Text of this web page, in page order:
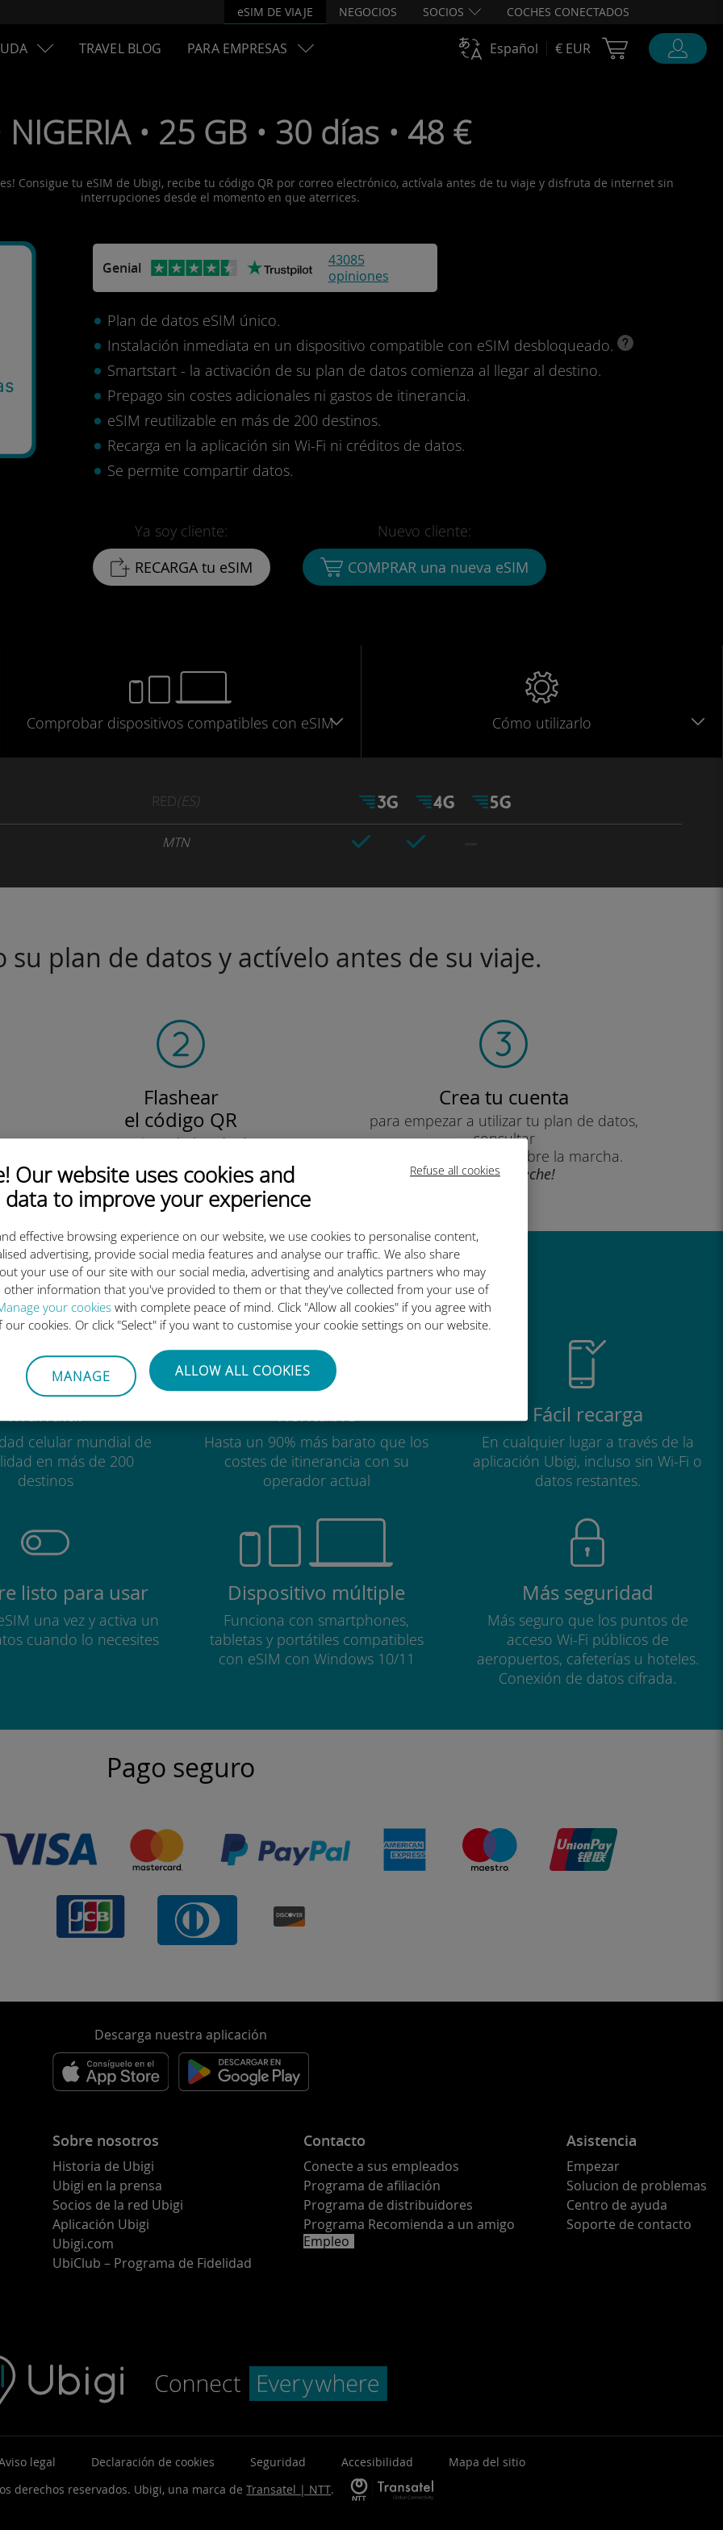
Refuse all cookies
Our website uses cookies and
data to improve your experience
effective browsing experience on our website, we use cookies to personalise content,
advertising, provide social media features and analyse our traffic. We also share
your use of our site with our social media, advertising and analytics partners who may
other information that you've provided to them or that they've collected from your use of
your cookies with complete peace of mind. Click "Allow all cookies" if you agree with
cookies. Or click "Select" if you want to customise your cookie settings on our website.
MANAGE ALLOW ALL COOKIES
eSIM DE VIAJE NEGOCIOS SOCIOS COCHES CONECTADOS
TRAVEL BLOG PARA EMPRESAS Español € EUR Cart Ubigi
NIGERIA • 25 GB • 30 días • 48 €
Consigue tu eSIM de Ubigi, recibe tu código QR por correo electrónico, actívala antes de tu viaje y disfruta de internet sin
interrupciones desde el momento en que aterrices.
Genial
43085
opiniones
Plan de datos eSIM único.
Instalación inmediata en un dispositivo compatible con eSIM desbloqueado.
Smartstart - la activación de su plan de datos comienza al llegar al destino.
Prepago sin costes adicionales ni gastos de itinerancia.
eSIM reutilizable en más de 200 destinos.
Recarga en la aplicación sin Wi-Fi ni créditos de datos.
Se permite compartir datos.
Ya soy cliente:
RECARGA tu eSIM
Nuevo cliente:
COMPRAR una nueva eSIM
Comprobar dispositivos compatibles con eSIM Cómo utilizarlo
RED(ES)
MTN
su plan de datos y actívelo antes de su viaje.
Flashear
el código QR
para activar el plan de datos
e instalar la Ubigi eSIM.
¡Simple!
Crea tu cuenta
para empezar a utilizar tu plan de datos,
consultar
tu saldo y recargar sobre la marcha.
¡Que aproveche!
tan buena la eSIM internacional de Ubigi
Mundial
celular mundial de
en más de 200
destinos
Rentable
Hasta un 90% más barato que los
costes de itinerancia con su
operador actual
Fácil recarga
En cualquier lugar a través de la
aplicación Ubigi, incluso sin Wi-Fi o
datos restantes.
listo para usar
una vez y activa un
cuando lo necesites
Dispositivo múltiple
Funciona con smartphones,
tabletas y portátiles compatibles
con eSIM con Windows 10/11
Más seguridad
Más seguro que los puntos de
acceso Wi-Fi públicos de
aeropuertos, cafeterías u hoteles.
Conexión de datos cifrada.
Pago seguro
Descarga nuestra aplicación
Sobre nosotros
Historia de Ubigi
Ubigi en la prensa
Socios de la red Ubigi
Aplicación Ubigi
Ubigi.com
UbiClub – Programa de Fidelidad
Contacto
Conecte a sus empleados
Programa de afiliación
Programa de distribuidores
Programa Recomienda a un amigo
Empleo
Asistencia
Empezar
Solucion de problemas
Centro de ayuda
Soporte de contacto
legal Declaración de cookies Seguridad Accesibilidad
Mapa del sitio
derechos reservados. Ubigi, una marca deTransatel | NTT.